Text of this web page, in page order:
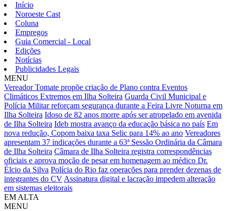
Início
Noroeste Cast
Coluna
Empregos
Guia Comercial - Local
Edições
Notícias
Publicidades Legais
MENU
Vereador Tomate propõe criação de Plano contra Eventos
Climáticos Extremos em Ilha Solteira Guarda Civil Municipal e
Polícia Militar reforçam segurança durante a Feira Livre Noturna em
Ilha Solteira Idoso de 82 anos morre após ser atropelado em avenida
de Ilha Solteira Ideb mostra avanço da educação básica no país Em
nova redução, Copom baixa taxa Selic para 14% ao ano Vereadores
apresentam 37 indicações durante a 63ª Sessão Ordinária da Câmara
de Ilha Solteira Câmara de Ilha Solteira registra correspondências
oficiais e aprova moção de pesar em homenagem ao médico Dr.
Élcio da Silva Polícia do Rio faz operações para prender dezenas de
integrantes do CV Assinatura digital e lacração impedem alteração
em sistemas eleitorais
EM ALTA
MENU